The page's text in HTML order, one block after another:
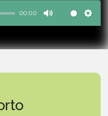
00:00
Mute